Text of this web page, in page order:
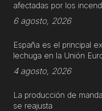
afectadas por los
6 agosto, 2026
España es el principal
lechuga en la Unión
4 agosto, 2026
La producción de
se reajusta